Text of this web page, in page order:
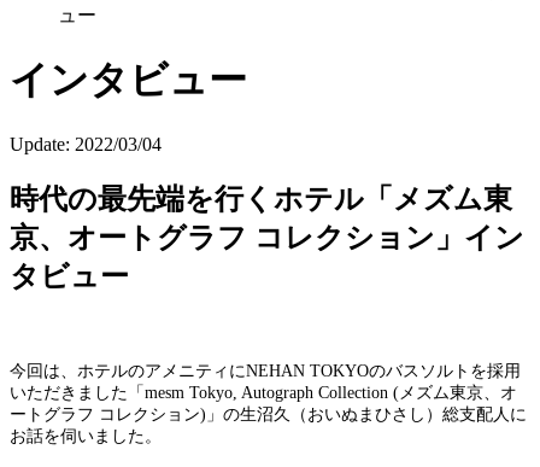
ュー
インタビュー
Update: 2022/03/04
時代の最先端を行くホテル「メズム東
京、オートグラフ コレクション」イン
タビュー
今回は、ホテルのアメニティにNEHAN TOKYOのバスソルトを採用
いただきました「mesm Tokyo, Autograph Collection (メズム東京、オ
ートグラフ コレクション)」の生沼久（おいぬまひさし）総支配人に
お話を伺いました。